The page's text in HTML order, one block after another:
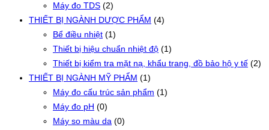
Máy đo TDS (2)
THIẾT BỊ NGÀNH DƯỢC PHẨM (4)
Bể điều nhiệt (1)
Thiết bị hiệu chuẩn nhiệt độ (1)
Thiết bị kiểm tra mặt nạ, khẩu trang, đồ bảo hộ y tế (2)
THIẾT BỊ NGÀNH MỸ PHẨM (1)
Máy đo cấu trúc sản phẩm (1)
Máy đo pH (0)
Máy so màu da (0)